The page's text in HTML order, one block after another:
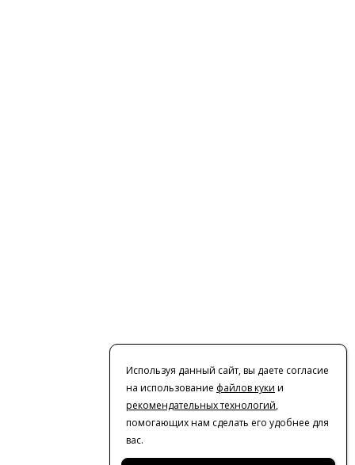
Используя данный сайт, вы даете согласие
на использование файлов куки и
рекомендательных технологий,
помогающих нам сделать его удобнее для
вас.